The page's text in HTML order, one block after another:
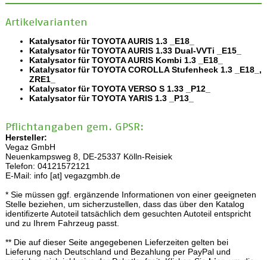
Artikelvarianten
Katalysator für TOYOTA AURIS 1.3 _E18_
Katalysator für TOYOTA AURIS 1.33 Dual-VVTi _E15_
Katalysator für TOYOTA AURIS Kombi 1.3 _E18_
Katalysator für TOYOTA COROLLA Stufenheck 1.3 _E18_,
ZRE1_
Katalysator für TOYOTA VERSO S 1.33 _P12_
Katalysator für TOYOTA YARIS 1.3 _P13_
Pflichtangaben gem. GPSR:
Hersteller:
Vegaz GmbH
Neuenkampsweg 8, DE-25337 Kölln-Reisiek
Telefon: 04121572121
E-Mail: info [at] vegazgmbh.de
* Sie müssen ggf. ergänzende Informationen von einer geeigneten
Stelle beziehen, um sicherzustellen, dass das über den Katalog
identifizerte Autoteil tatsächlich dem gesuchten Autoteil entspricht
und zu Ihrem Fahrzeug passt.
** Die auf dieser Seite angegebenen Lieferzeiten gelten bei
Lieferung nach Deutschland und Bezahlung per PayPal und